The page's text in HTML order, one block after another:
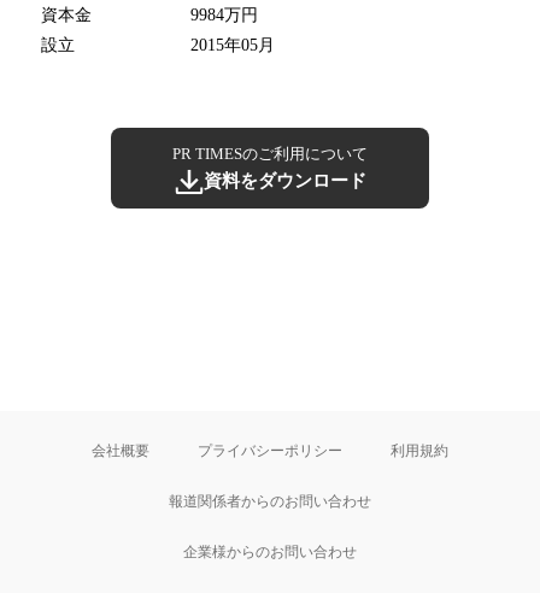
資本金
9984万円
設立
2015年05月
PR TIMESのご利用について
資料をダウンロード
会社概要 プライバシーポリシー 利用規約
報道関係者からのお問い合わせ
企業様からのお問い合わせ